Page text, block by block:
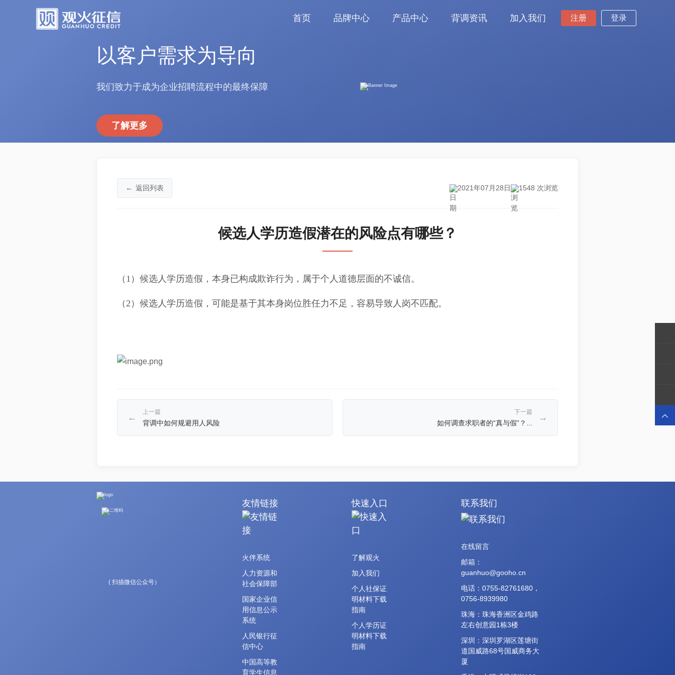
首页 品牌中心 产品中心 背调资讯 加入我们 注册 登录
以客户需求为导向
我们致力于成为企业招聘流程中的最终保障
了解更多
← 返回列表 2021年07月28日 1548 次浏览
候选人学历造假潜在的风险点有哪些？
（1）候选人学历造假，本身已构成欺诈行为，属于个人道德层面的不诚信。
（2）候选人学历造假，可能是基于其本身岗位胜任力不足，容易导致人岗不匹配。
←
上一篇
背调中如何规避用人风险
下一篇
如何调查求职者的“真与假”？...
→
( 扫描微信公众号）
友情链接
火伴系统
人力资源和
社会保障部
国家企业信
用信息公示
系统
人民银行征
信中心
中国高等教
育学生信息
快速入口
了解观火
加入我们
个人社保证
明材料下载
指南
个人学历证
明材料下载
指南
联系我们
在线留言
邮箱：
guanhuo@gooho.cn
电话：0755-82761680，
0756-8939980
珠海：珠海香洲区金鸡路
左右创意园1栋3楼
深圳：深圳罗湖区莲塘街
道国威路68号国威商务大
厦
